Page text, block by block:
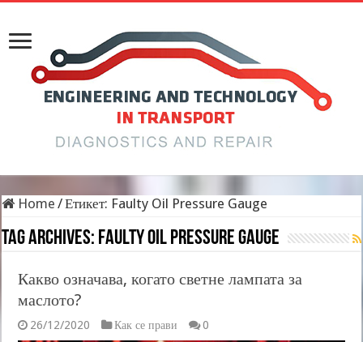
Home /Етикет: Faulty Oil Pressure Gauge
Tag Archives: Faulty Oil Pressure Gauge
Какво означава, когато светне лампата за
маслото?
26/12/2020 Как се прави 0